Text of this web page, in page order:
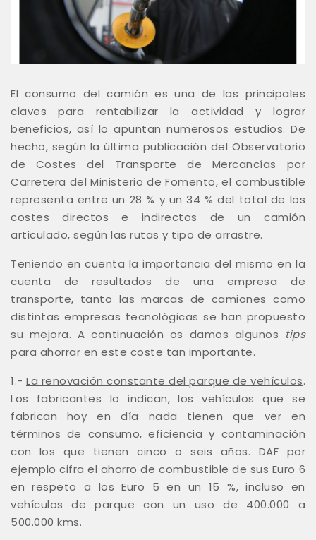
El consumo del camión es una de las principales
claves para rentabilizar la actividad y lograr
beneficios, así lo apuntan numerosos estudios. De
hecho, según la última publicación del Observatorio
de Costes del Transporte de Mercancías por
Carretera del Ministerio de Fomento, el combustible
representa entre un 28 % y un 34 % del total de los
costes directos e indirectos de un camión
articulado, según las rutas y tipo de arrastre.
Teniendo en cuenta la importancia del mismo en la
cuenta de resultados de una empresa de
transporte, tanto las marcas de camiones como
distintas empresas tecnológicas se han propuesto
su mejora. A continuación os damos algunos tips
para ahorrar en este coste tan importante.
1.- La renovación constante del parque de vehículos.
Los fabricantes lo indican, los vehículos que se
fabrican hoy en día nada tienen que ver en
términos de consumo, eficiencia y contaminación
con los que tienen cinco o seis años. DAF por
ejemplo cifra el ahorro de combustible de sus Euro 6
en respeto a los Euro 5 en un 15 %, incluso en
vehículos de parque con un uso de 400.000 a
500.000 kms.